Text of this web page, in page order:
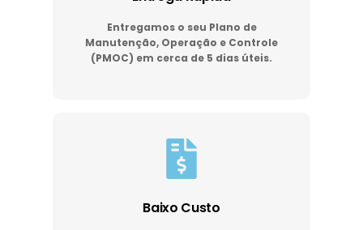
Entregamos o seu Plano de
Manutenção, Operação e Controle
(PMOC) em cerca de 5 dias úteis.
Baixo Custo